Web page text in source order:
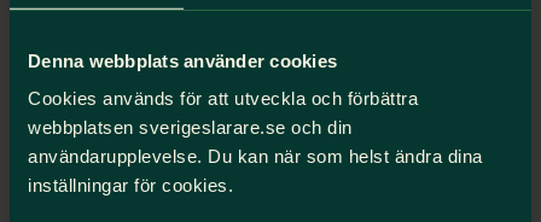
Denna webbplats använder cookies
Cookies används för att utveckla och förbättra
webbplatsen sverigeslarare.se och din
användarupplevelse. Du kan när som helst ändra dina
inställningar för cookies.